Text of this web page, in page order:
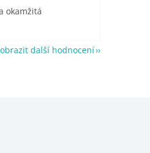
okamžitá
další hodnocení